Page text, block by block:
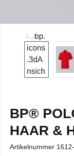
BP®
HAAR &
Artikelnummer